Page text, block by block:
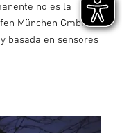
no es la
München GmbH
basada en sensores